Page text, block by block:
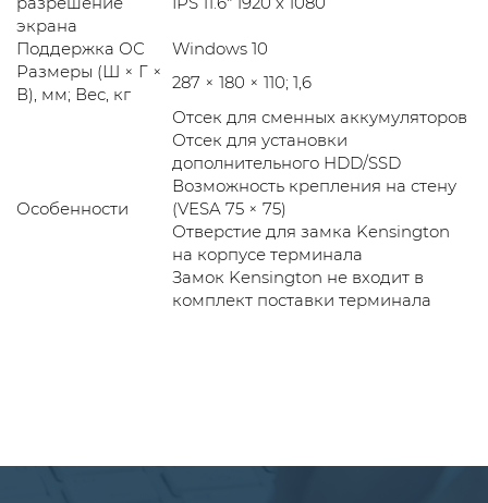
экрана
Поддержка ОС
Windows 10
Размеры (Ш × Г ×
В), мм; Вес, кг
287 × 180 × 110; 1,6
Особенности
Отсек для сменных аккумуляторов
Отсек для установки
дополнительного HDD/SSD
Возможность крепления на стену
(VESA 75 × 75)
Отверстие для замка Kensington
на корпусе терминала
Замок Kensington не входит в
комплект поставки терминала